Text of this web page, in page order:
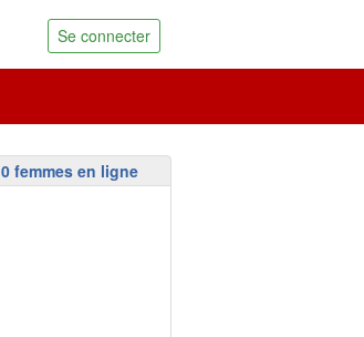
Se connecter
0 femmes en ligne